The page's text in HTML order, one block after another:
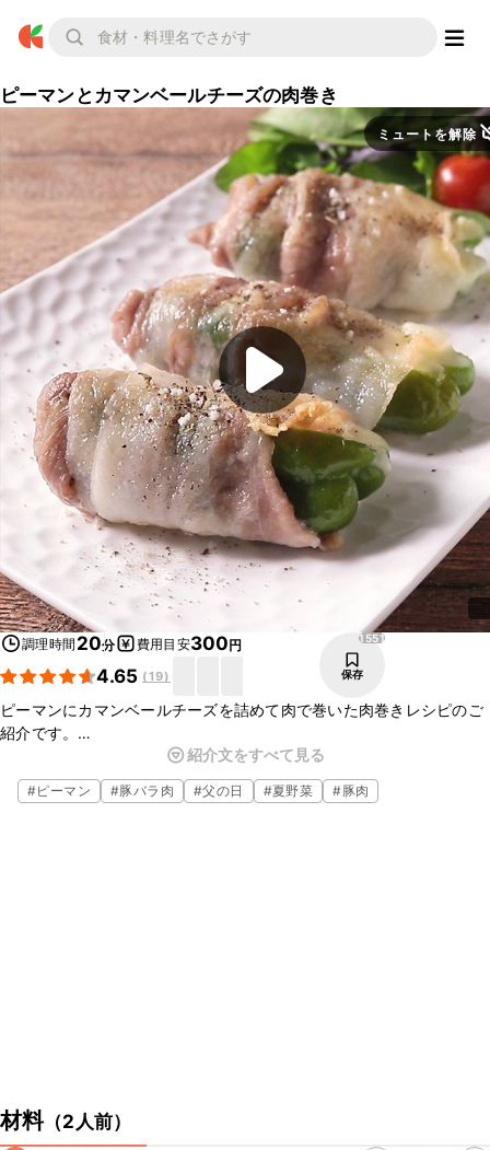
ピーマンとカマンベールチーズの肉巻き
ミュートを解除
調理時間 20分 費用目安300円
4.65 (19)
1551
保存
ピーマンにカマンベールチーズを詰めて肉で巻いた肉巻きレシピのご
紹介です。
トースター調理なので、とても簡単に作れます。
トロっと溶けたカマンベールチーズが、ワインなどにも合うので、お
つまみとしてもオススメです。
紹介文をすべて見る
#ピーマン #豚バラ肉 #父の日 #夏野菜 #豚肉
材料（2人前）